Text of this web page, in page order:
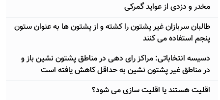
مخدر و دزدی از عوايد گمرکی
طالبان سربازان غیر پشتون را کشته و از پشتون ها به عنوان ستون
پنجم استفاده می کنند
دسیسه انتخاباتی: مراکز رای دهی در مناطق پشتون نشین باز و
در مناطق غیر پشتون نشین به حداقل کاهش یافته است
اقلیت هستند یا اقلیت سازی می شود؟